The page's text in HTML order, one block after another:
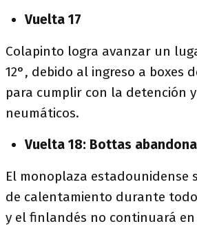
Vuelta 17
Colapinto logra avanzar un
12°, debido al ingreso a boxes
para cumplir con la detención
neumáticos.
Vuelta 18: Bottas
El monoplaza estadounidense
de calentamiento durante
y el finlandés no continuará en